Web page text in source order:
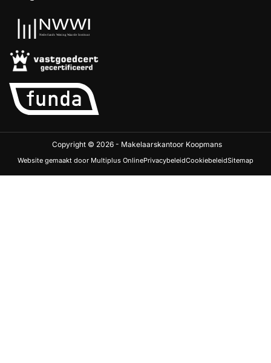
Copyright © 2026 - Makelaarskantoor Koopmans
Website gemaakt door Multiplus OnlinePrivacybeleidCookiebeleidSitemap